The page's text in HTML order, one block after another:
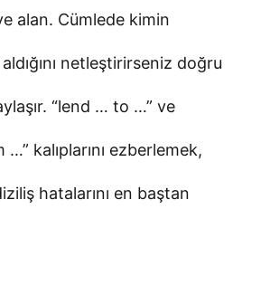
alan. Cümlede kimin
netleştirirseniz doğru
“lend … to …” ve
kalıplarını ezberlemek,
hatalarını en baştan